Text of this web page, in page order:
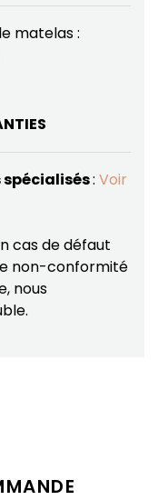
matelas :
spécialisés: Voir
cas de défaut
non-conformité
nous